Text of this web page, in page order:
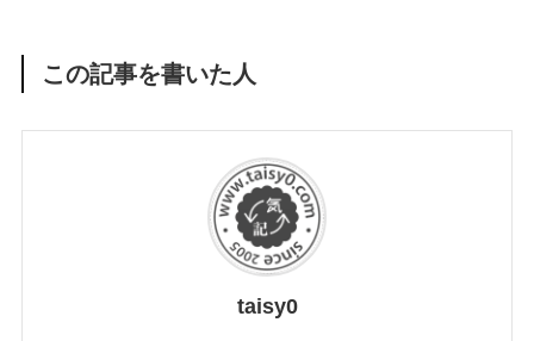
この記事を書いた人
taisy0